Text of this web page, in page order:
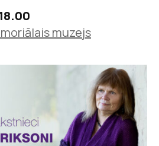
muzejs